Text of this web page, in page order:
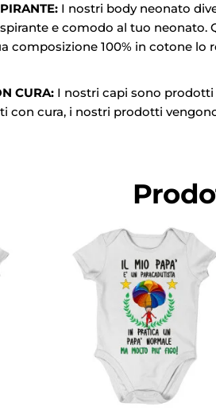
I nostri body neonato
e comodo al tuo
composizione 100% in cotone
CURA: I nostri capi sono prodotti
con cura, i nostri prodotti